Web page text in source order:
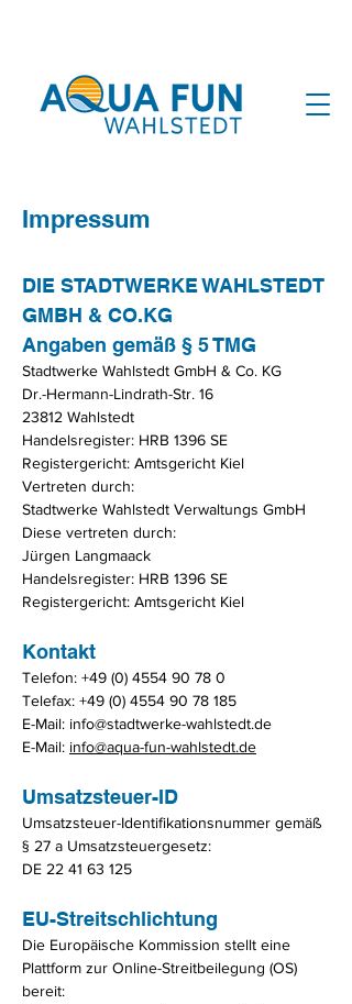
Impressum
DIE STADTWERKE WAHLSTEDT
GMBH & CO.KG
Angaben gemäß § 5 TMG
Stadtwerke Wahlstedt GmbH & Co. KG
Dr.-Hermann-Lindrath-Str. 16
23812 Wahlstedt
Handelsregister: HRB 1396 SE
Registergericht: Amtsgericht Kiel
Vertreten durch:
Stadtwerke Wahlstedt Verwaltungs GmbH
Diese vertreten durch:
Jürgen Langmaack
Handelsregister: HRB 1396 SE
Registergericht: Amtsgericht Kiel
Kontakt
Telefon: +49 (0) 4554 90 78 0
Telefax: +49 (0) 4554 90 78 185
E-Mail: info@stadtwerke-wahlstedt.de
E-Mail: info@aqua-fun-wahlstedt.de
Umsatzsteuer-ID
Umsatzsteuer-Identifikationsnummer gemäß
§ 27 a Umsatzsteuergesetz:
DE 22 41 63 125
EU-Streitschlichtung
Die Europäische Kommission stellt eine
Plattform zur Online-Streitbeilegung (OS)
bereit: